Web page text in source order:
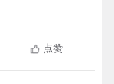
点赞